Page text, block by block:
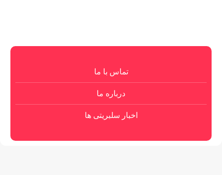
تماس با ما
درباره ما
اخبار سلبریتی ها